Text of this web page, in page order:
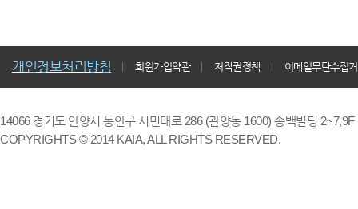
개인정보처리방침 회원가입약관 저작권정책 이메일무단수집
14066 경기도 안양시 동안구 시민대로 286 (관양동 1600) 송백빌딩
COPYRIGHTS © 2014 KAIA, ALL RIGHTS RESERVED.